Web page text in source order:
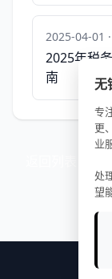
2025-04-01
2025年税
南
无
专
更
业
处
望